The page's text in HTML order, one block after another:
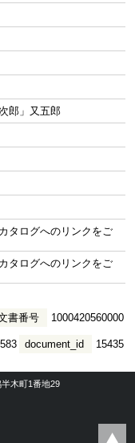
郎」又五郎
タログへのリンクをご
タログへのリンクをご
書番号 1000420560000
document_id 15435
木町1番地29